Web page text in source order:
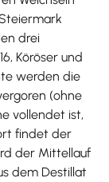
drei
Köröser und
werden die
(ohne
vollendet ist,
findet der
der Mittellauf
dem Destillat